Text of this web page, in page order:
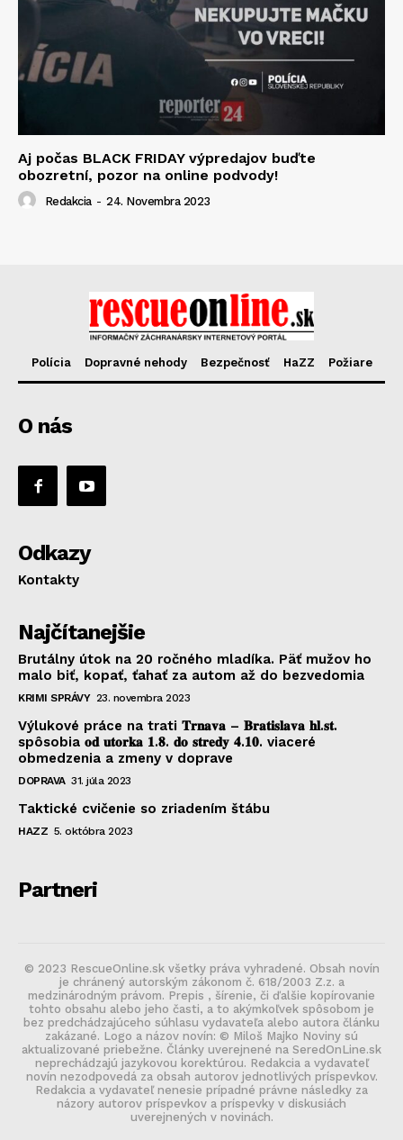
Aj počas BLACK FRIDAY výpredajov buďte
obozretní, pozor na online podvody!
Redakcia - 24. Novembra 2023
Polícia Dopravné nehody Bezpečnosť HaZZ Požiare
O nás
Odkazy
Kontakty
Najčítanejšie
Brutálny útok na 20 ročného mladíka. Päť mužov ho
malo biť, kopať, ťahať za autom až do bezvedomia
KRIMI SPRÁVY 23. novembra 2023
Výlukové práce na trati 𝐓𝐫𝐧𝐚𝐯𝐚 – 𝐁𝐫𝐚𝐭𝐢𝐬𝐥𝐚𝐯𝐚 𝐡𝐥.𝐬𝐭.
spôsobia 𝐨𝐝 𝐮𝐭𝐨𝐫𝐤𝐚 𝟏.𝟖. 𝐝𝐨 𝐬𝐭𝐫𝐞𝐝𝐲 𝟒.𝟏𝟎. viaceré
obmedzenia a zmeny v doprave
DOPRAVA 31. júla 2023
Taktické cvičenie so zriadením štábu
HAZZ 5. októbra 2023
Partneri
© 2023 RescueOnline.sk všetky práva vyhradené. Obsah novín
je chránený autorským zákonom č. 618/2003 Z.z. a
medzinárodným právom. Prepis , šírenie, či ďalšie kopírovanie
tohto obsahu alebo jeho časti, a to akýmkoľvek spôsobom je
bez predchádzajúceho súhlasu vydavateľa alebo autora článku
zakázané. Logo a názov novín: © Miloš Majko Noviny sú
aktualizované priebežne. Články uverejnené na SeredOnLine.sk
neprechádzajú jazykovou korektúrou. Redakcia a vydavateľ
novín nezodpovedá za obsah autorov jednotlivých príspevkov.
Redakcia a vydavateľ nenesie prípadné právne následky za
názory autorov príspevkov a príspevky v diskusiách
uverejnených v novinách.